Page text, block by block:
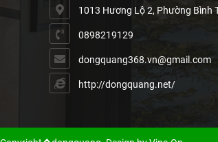
1013 Hương Lộ 2, Phường Bình
0898219129
dongquang368.vn@gmail.com
http://dongquang.net/